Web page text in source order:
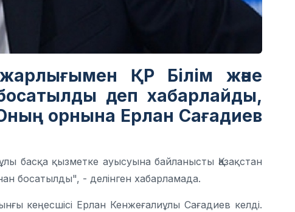
ҚР Білім және
деп хабарлайды,
орнына Ерлан Сағадиев
басқа қызметке ауысуына байланысты Қазақстан
босатылды", - делінген хабарламада.
кеңесшісі Ерлан Кенжеғалиұлы Сағадиев келді.